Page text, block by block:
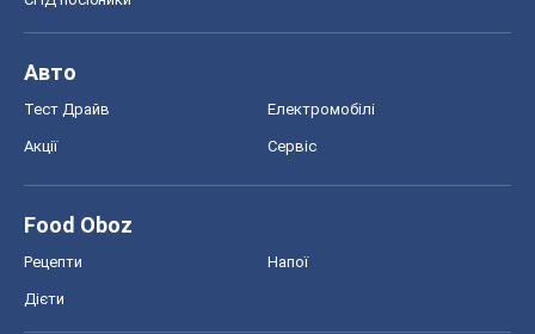
Авто
Тест Драйв Електромобілі
Акції Сервіс
Food Oboz
Рецепти Напої
Дієти